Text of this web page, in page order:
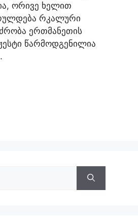
ორივე ხელით
რკალური
ერთმანეთის
წარმოდგენილია